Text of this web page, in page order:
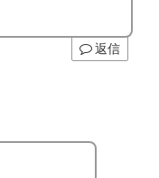
返信